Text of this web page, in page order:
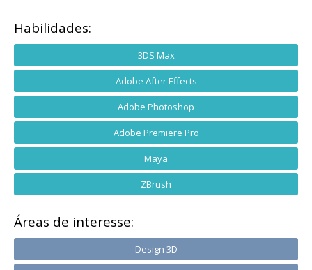
Habilidades:
3DS Max
Adobe After Effects
Adobe Photoshop
Adobe Premiere Pro
Maya
ZBrush
Áreas de interesse:
Design 3D